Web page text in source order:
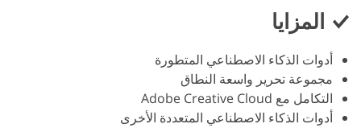
المزايا
أدوات الذكاء الاصطناعي المتطورة
مجموعة تحرير واسعة النطاق
التكامل مع Adobe Creative Cloud
أدوات الذكاء الاصطناعي المتعددة الأخرى